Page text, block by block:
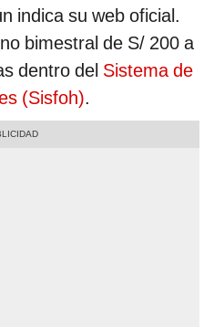
indica su web oficial.
bimestral de S/ 200 a
dentro del Sistema de
(Sisfoh).